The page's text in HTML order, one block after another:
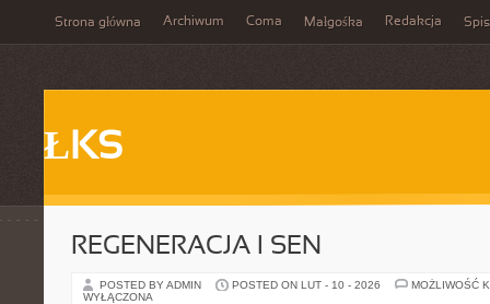
Strona główna Archiwum Coma Małgośka Redakcja
ŁKS
REGENERACJA I SEN
POSTED BY ADMIN POSTED ON LUT - 10 - 2026
MOŻLIWOŚĆ
WYŁĄCZONA